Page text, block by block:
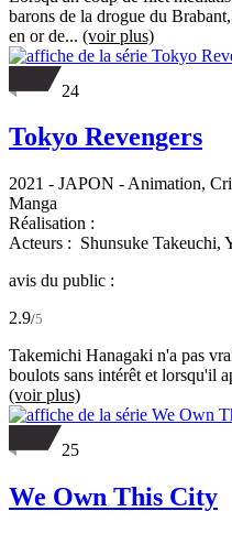
barons de la drogue du
en or de... (voir plus)
24
Tokyo Revengers
2021 - JAPON - Animation,
Manga
Réalisation :
Acteurs : Shunsuke Takeuchi,
avis du public :
2.9/5
Takemichi Hanagaki n'a pas
boulots sans intérêt et lorsqu'il
(voir plus)
25
We Own This City